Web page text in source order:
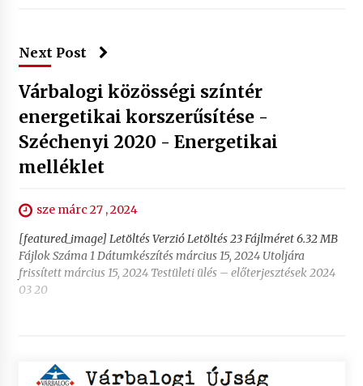
Next Post
Várbalogi közösségi színtér
energetikai korszerűsítése -
Széchenyi 2020 - Energetikai
melléklet
sze márc 27 , 2024
[featured_image] Letöltés Verzió Letöltés 23 Fájlméret 6.32 MB
Fájlok Száma 1 Dátumkészítés március 15, 2024 Utoljára
frissített március 15, 2024 Testületi ülés – előterjesztések 2024
03 20